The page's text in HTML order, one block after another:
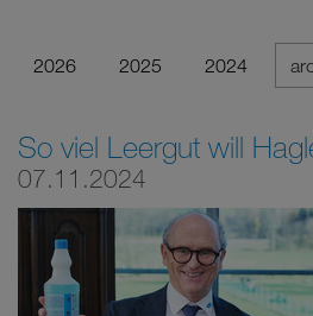
2026 2025 2024
So viel Leergut will
07.11.2024